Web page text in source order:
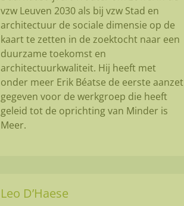
vzw Leuven 2030 als bij vzw Stad en
architectuur de sociale dimensie op de
kaart te zetten in de zoektocht naar een
duurzame toekomst en
architectuurkwaliteit. Hij heeft met
onder meer Erik Béatse de eerste aanzet
gegeven voor de werkgroep die heeft
geleid tot de oprichting van Minder is
Meer.
Leo D’Haese